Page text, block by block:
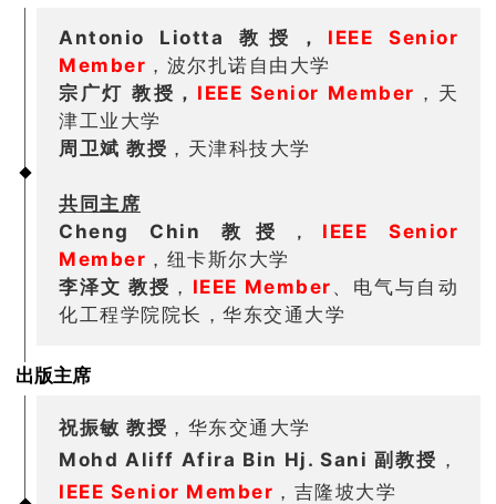
Antonio Liotta 教授， IEEE Senior
Member ，波尔扎诺自由大学
宗广灯 教授， IEEE Senior Member ，天
津工业大学
周卫斌 教授 ，天津科技大学
共同主席
Cheng Chin 教授
， IEEE Senior
Member ， 纽卡斯尔大学
李泽文 教授 ， IEEE Member 、电气与自动
化工程学院院长，华东交通大学
出版主席
祝振敏 教授 ，华东交通大学
Mohd Aliff Afira Bin Hj. Sani 副教授 ，
IEEE Senior Member ，吉隆坡大学